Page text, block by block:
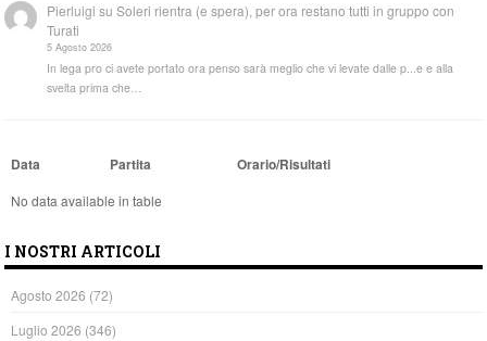
Pierluigi suSoleri rientra (e spera), per ora restano tutti in gruppo con
Turati
5 Agosto 2026
In lega pro ci avete portato ora penso sarà meglio che vi levate dalle p...e e alla
svelta prima che…
Data Partita Orario/Risultati
No data available in table
I NOSTRI ARTICOLI
Agosto 2026 (72)
Luglio 2026 (346)